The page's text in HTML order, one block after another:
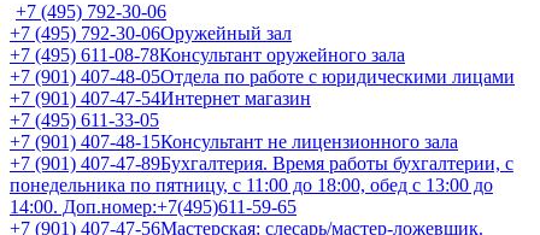
+7 (495) 792-30-06
+7 (495) 792-30-06Оружейный зал
+7 (495) 611-08-78Консультант оружейного зала
+7 (901) 407-48-05Отдела по работе с юридическими лицами
+7 (901) 407-47-54Интернет магазин
+7 (495) 611-33-05
+7 (901) 407-48-15Консультант не лицензионного зала
+7 (901) 407-47-89Бухгалтерия. Время работы бухгалтерии, с
понедельника по пятницу, с 11:00 до 18:00, обед с 13:00 до
14:00. Доп.номер:+7(495)611-59-65
+7 (901) 407-47-56Мастерская: слесарь/мастер-ложевщик.